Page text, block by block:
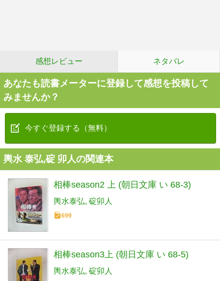
感想レビュー ネタバレ
あなたも読書メーターに登録して感想を投稿して
みませんか？
今すぐ登録する（無料）
輿水 泰弘,碇 卯人の関連本
相棒season2 上 (朝日文庫 い 68-3)
輿水泰弘 碇卯人
699
相棒season3上 (朝日文庫 い 68-5)
輿水泰弘 碇卯人